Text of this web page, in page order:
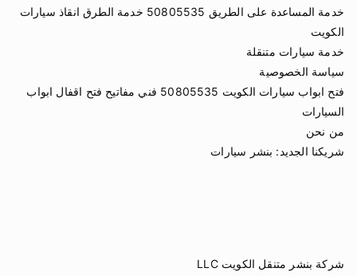
خدمة المساعدة على الطريق 50805535 خدمة الطرق انقاذ سيارات
الكويت
خدمة سيارات متنقلة
سياسة الخصوصية
فتح ابواب سيارات الكويت 50805535 فني مفاتيح فتح اقفال ابواب
السيارات
من نحن
شريكنا الجديد: بنشر سيارات
شركة بنشر متنقل الكويت LLC